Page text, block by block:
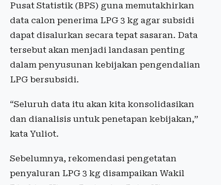
Pusat Statistik (BPS) guna memutakhirkan
data calon penerima LPG 3 kg agar subsidi
dapat disalurkan secara tepat sasaran. Data
tersebut akan menjadi landasan penting
dalam penyusunan kebijakan pengendalian
LPG bersubsidi.
“Seluruh data itu akan kita konsolidasikan
dan dianalisis untuk penetapan kebijakan,”
kata Yuliot.
Sebelumnya, rekomendasi pengetatan
penyaluran LPG 3 kg disampaikan Wakil